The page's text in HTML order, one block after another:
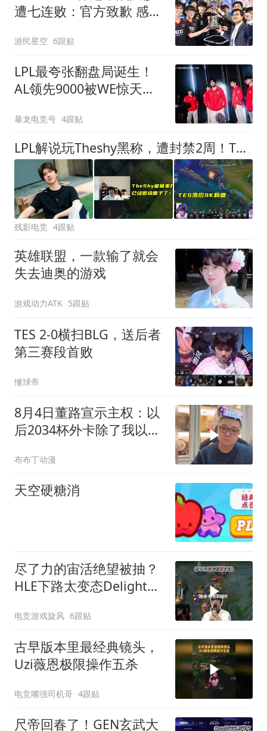
遭七连败：官方致歉 感谢
游民星空 6跟贴
LPL最夸张翻盘局诞生！
AL领先9000被WE惊天逆
暴龙电竞号 4跟贴
LPL解说玩Theshy黑称，遭封禁2周！TES赐BLG首败，Bin有望回归了
残影电竞 4跟贴
英雄联盟，一款输了就会
失去迪奥的游戏
游戏动力ATK 5跟贴
TES 2-0横扫BLG，送后者
第三赛段首败
懂球帝
8月4日董路宣示主权：以
后2034杯外卡除了我以
布布丁动漫
天空硬糖消
尽了力的宙活绝望被抽？
HLE下路太变态Delight纯
对位差距！
电竞游戏旋风 6跟贴
古早版本里最经典镜头，
Uzi薇恩极限操作五杀
电竞嘴强司机哥 4跟贴
尺帝回春了！GEN玄武大